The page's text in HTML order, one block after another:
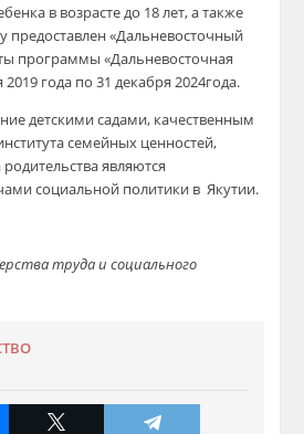
в возрасте до 18 лет, а также
предоставлен «Дальневосточный
программы «Дальневосточная
2019 года по 31 декабря 2024года.
детскими садами, качественным
семейных ценностей,
являются
социальной политики в Якутии.
труда и социального